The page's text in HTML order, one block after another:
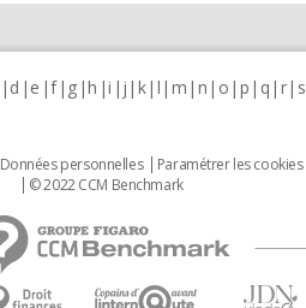
d e f g h i j k l m n o p q r s
Données personnelles Paramétrer les cookies
© 2022 CCM Benchmark